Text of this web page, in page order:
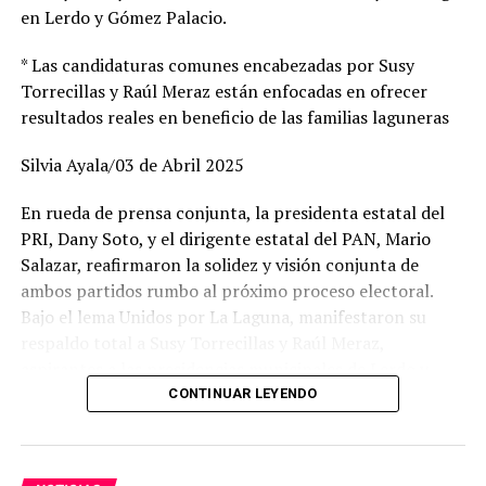
en Lerdo y Gómez Palacio.
* Las candidaturas comunes encabezadas por Susy
Torrecillas y Raúl Meraz están enfocadas en ofrecer
resultados reales en beneficio de las familias laguneras
Silvia Ayala/03 de Abril 2025
En rueda de prensa conjunta, la presidenta estatal del
PRI, Dany Soto, y el dirigente estatal del PAN, Mario
Salazar, reafirmaron la solidez y visión conjunta de
ambos partidos rumbo al próximo proceso electoral.
Bajo el lema Unidos por La Laguna, manifestaron su
Gómez Palacio, respectivamente, a quienes describieron
arraigo en sus comunidades.
CONTINUAR LEYENDO